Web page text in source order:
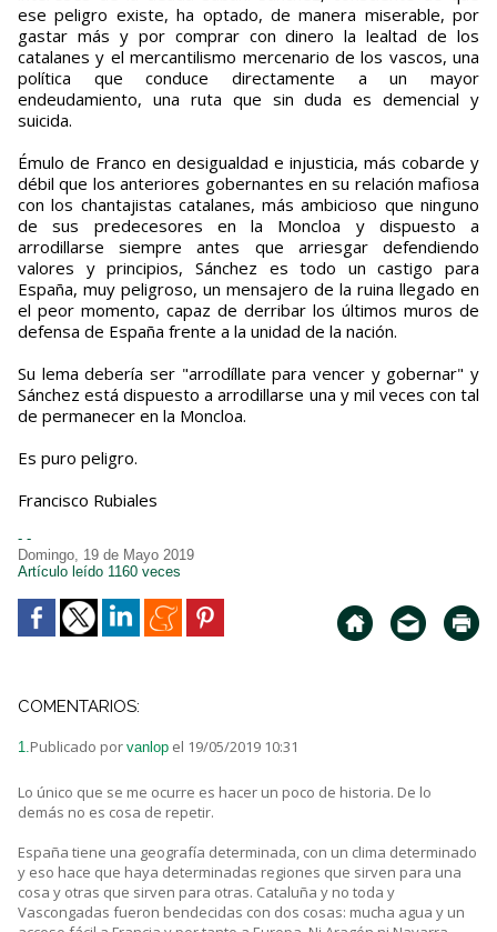
ese peligro existe, ha optado, de manera miserable, por
gastar más y por comprar con dinero la lealtad de los
catalanes y el mercantilismo mercenario de los vascos, una
política que conduce directamente a un mayor
endeudamiento, una ruta que sin duda es demencial y
suicida.
Émulo de Franco en desigualdad e injusticia, más cobarde y
débil que los anteriores gobernantes en su relación mafiosa
con los chantajistas catalanes, más ambicioso que ninguno
de sus predecesores en la Moncloa y dispuesto a
arrodillarse siempre antes que arriesgar defendiendo
valores y principios, Sánchez es todo un castigo para
España, muy peligroso, un mensajero de la ruina llegado en
el peor momento, capaz de derribar los últimos muros de
defensa de España frente a la unidad de la nación.
Su lema debería ser "arrodíllate para vencer y gobernar" y
Sánchez está dispuesto a arrodillarse una y mil veces con tal
de permanecer en la Moncloa.
Es puro peligro.
Francisco Rubiales
- -
Domingo, 19 de Mayo 2019
Artículo leído 1160 veces
COMENTARIOS:
1.Publicado por vanlop el 19/05/2019 10:31
Lo único que se me ocurre es hacer un poco de historia. De lo
demás no es cosa de repetir.
España tiene una geografía determinada, con un clima determinado
y eso hace que haya determinadas regiones que sirven para una
cosa y otras que sirven para otras. Cataluña y no toda y
Vascongadas fueron bendecidas con dos cosas: mucha agua y un